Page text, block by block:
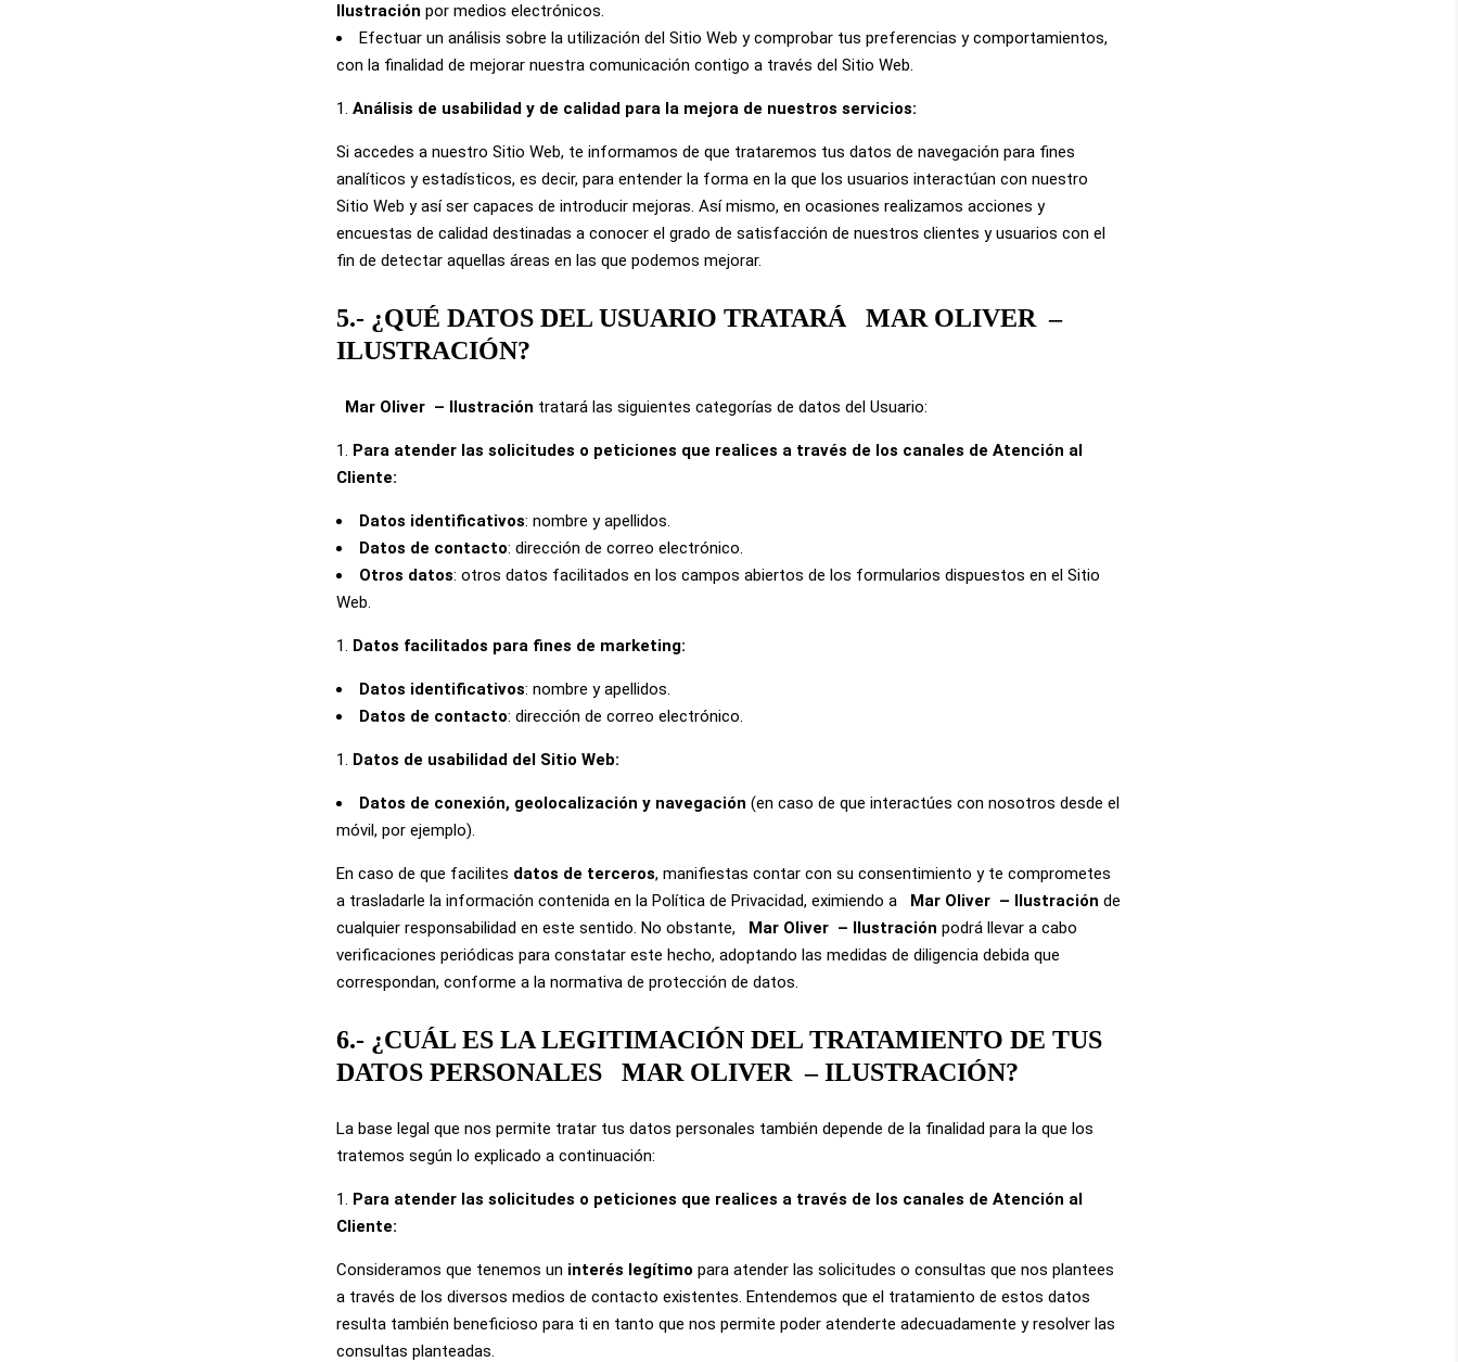
Ilustraciónpor medios electrónicos.
Efectuar un análisis sobre la utilización del Sitio Web y comprobar tus preferencias y comportamientos,
con la finalidad de mejorar nuestra comunicación contigo a través del Sitio Web.
Análisis de usabilidad y de calidad para la mejora de nuestros servicios:
Si accedes a nuestro Sitio Web, te informamos de que trataremos tus datos de navegación para fines
analíticos y estadísticos, es decir, para entender la forma en la que los usuarios interactúan con nuestro
Sitio Web y así ser capaces de introducir mejoras. Así mismo, en ocasiones realizamos acciones y
encuestas de calidad destinadas a conocer el grado de satisfacción de nuestros clientes y usuarios con el
fin de detectar aquellas áreas en las que podemos mejorar.
5.- ¿QUÉ DATOS DEL USUARIO TRATARÁ MAR OLIVER –
ILUSTRACIÓN?
Mar Oliver – Ilustración tratará las siguientes categorías de datos del Usuario:
Para atender las solicitudes o peticiones que realices a través de los canales de Atención al
Cliente:
Datos identificativos: nombre y apellidos.
Datos de contacto: dirección de correo electrónico.
Otros datos: otros datos facilitados en los campos abiertos de los formularios dispuestos en el Sitio
Web.
Datos facilitados para fines de marketing:
Datos identificativos: nombre y apellidos.
Datos de contacto: dirección de correo electrónico.
Datos de usabilidad del Sitio Web:
Datos de conexión, geolocalización y navegación (en caso de que interactúes con nosotros desde el
móvil, por ejemplo).
En caso de que facilites datos de terceros, manifiestas contar con su consentimiento y te comprometes
a trasladarle la información contenida en la Política de Privacidad, eximiendo a
Mar Oliver – Ilustración de
cualquier responsabilidad en este sentido. No obstante,
Mar Oliver – Ilustración podrá llevar a cabo
verificaciones periódicas para constatar este hecho, adoptando las medidas de diligencia debida que
correspondan, conforme a la normativa de protección de datos.
6.- ¿CUÁL ES LA LEGITIMACIÓN DEL TRATAMIENTO DE TUS
DATOS PERSONALES
MAR OLIVER – ILUSTRACIÓN?
La base legal que nos permite tratar tus datos personales también depende de la finalidad para la que los
tratemos según lo explicado a continuación:
Para atender las solicitudes o peticiones que realices a través de los canales de Atención al
Cliente:
Consideramos que tenemos un interés legítimopara atender las solicitudes o consultas que nos plantees
a través de los diversos medios de contacto existentes. Entendemos que el tratamiento de estos datos
resulta también beneficioso para ti en tanto que nos permite poder atenderte adecuadamente y resolver las
consultas planteadas.